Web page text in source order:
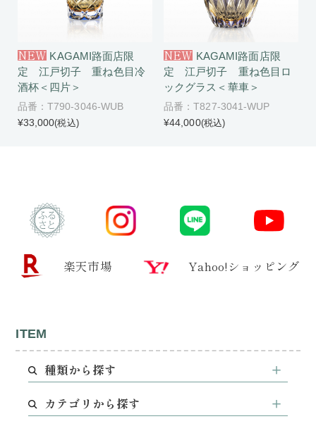
NEW KAGAMI路面店限
定 江戸切子 重ね色目冷
酒杯＜四片＞
品番：T790-3046-WUB
¥33,000(税込)
NEW KAGAMI路面店限
定 江戸切子 重ね色目ロ
ックグラス＜華車＞
品番：T827-3041-WUP
¥44,000(税込)
楽天市場 Yahoo!ショッピング
ITEM
種類から探す
カテゴリから探す